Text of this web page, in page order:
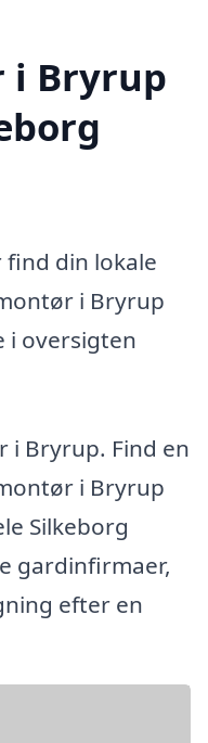
i Bryrup
find din lokale
i Bryrup
i oversigten
i Bryrup. Find en
i Bryrup
Silkeborg
gardinfirmaer,
efter en